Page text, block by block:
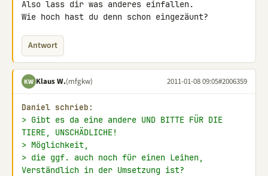
Also lass dir was anderes einfallen.
Wie hoch hast du denn schon eingezäunt?
Antwort
KW Klaus W.(mfgkw) 2011-01-08 09:05#2006359
Daniel schrieb:
> Gibt es da eine andere UND BITTE FÜR DIE
TIERE, UNSCHÄDLICHE!
> Möglichkeit,
> die ggf. auch noch für einen Leihen,
Verständlich in der Umsetzung ist?